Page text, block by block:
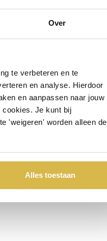
Over
te verbeteren en te
en analyse. Hierdoor
en aanpassen naar jouw
cookies. Je kunt bij
'weigeren' worden alleen de
Alles toestaan